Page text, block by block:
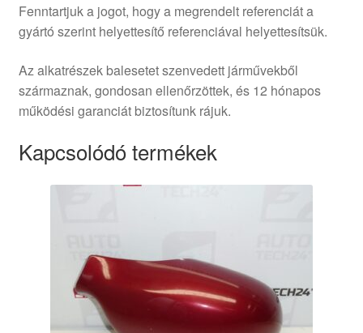
Fenntartjuk a jogot, hogy a megrendelt referenciát a
gyártó szerint helyettesítő referenciával helyettesítsük.
Az alkatrészek balesetet szenvedett járművekből
származnak, gondosan ellenőrzöttek, és 12 hónapos
működési garanciát biztosítunk rájuk.
Kapcsolódó termékek